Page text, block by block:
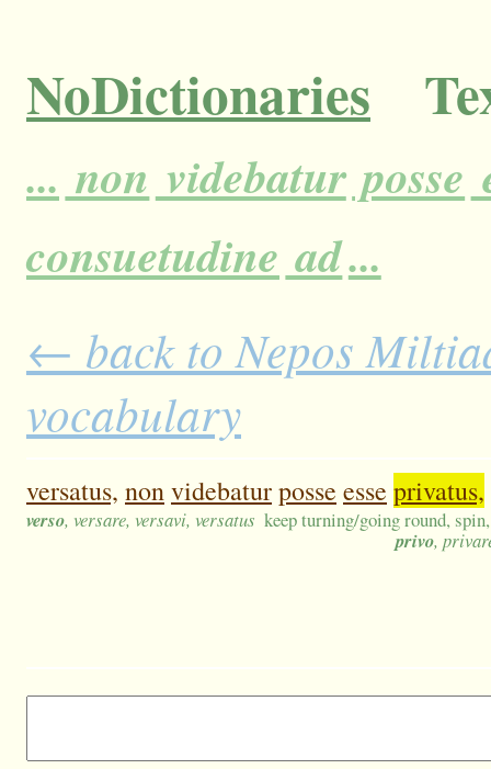
NoDictionaries
... non videbatur posse
consuetudine ad...
← back to Nepos
vocabulary
versatus, nonvidebaturposse esse privatus,
verso, versare, versavi, versatus keep turning/going round,
privo,